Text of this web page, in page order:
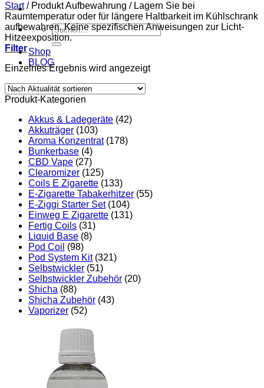
Suchen
nach:
Shop
BLOG
Start /Produkt Aufbewahrung /‎Lagern Sie bei
Raumtemperatur oder für längere Haltbarkeit im Kühlschrank
aufbewahren. Keine spezifischen Anweisungen zur Licht-
Hitzeexposition.
Filter
Einzelnes Ergebnis wird angezeigt
Produkt-Kategorien
Akkus & Ladegeräte (42)
Akkuträger (103)
Aroma Konzentrat (178)
Bunkerbase (4)
CBD Vape (27)
Clearomizer (125)
Coils E Zigarette (133)
E-Zigarette Tabakerhitzer (55)
E-Ziggi Starter Set (104)
Einweg E Zigarette (131)
Fertig Coils (31)
Liquid Base (8)
Pod Coil (98)
Pod System Kit (321)
Selbstwickler (51)
Selbstwickler Zubehör (20)
Shicha (88)
Shicha Zubehör (43)
Vaporizer (52)